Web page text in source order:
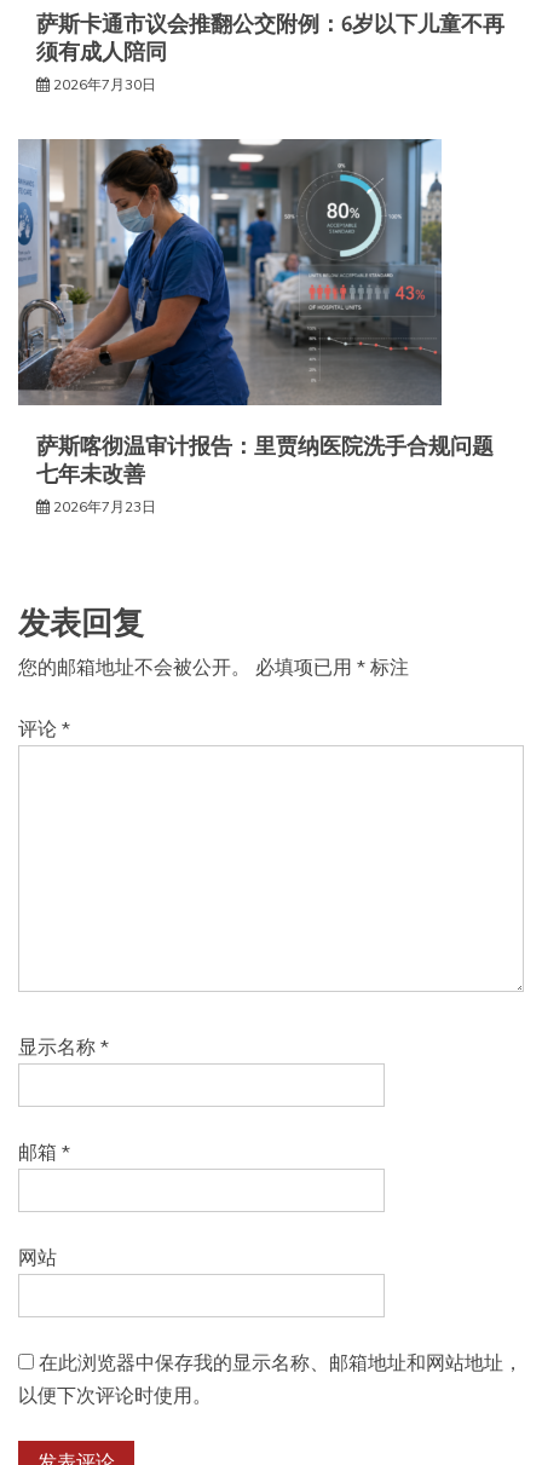
萨斯卡通市议会推翻公交附例：6岁以下儿童不再
须有成人陪同
2026年7月30日
萨斯喀彻温审计报告：里贾纳医院洗手合规问题
七年未改善
2026年7月23日
发表回复
您的邮箱地址不会被公开。 必填项已用 * 标注
评论 *
显示名称 *
邮箱 *
网站
在此浏览器中保存我的显示名称、邮箱地址和网站地址，
以便下次评论时使用。